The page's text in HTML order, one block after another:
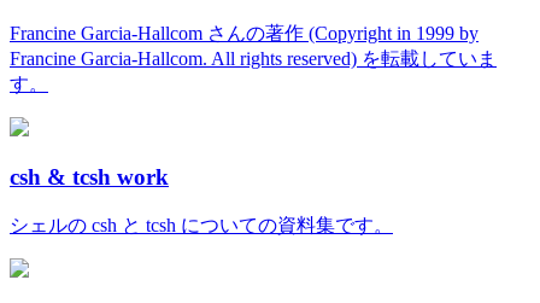
Francine Garcia-Hallcom さんの著作 (Copyright in 1999 by
Francine Garcia-Hallcom. All rights reserved) を転載していま
す。
csh & tcsh work
シェルの csh と tcsh についての資料集です。